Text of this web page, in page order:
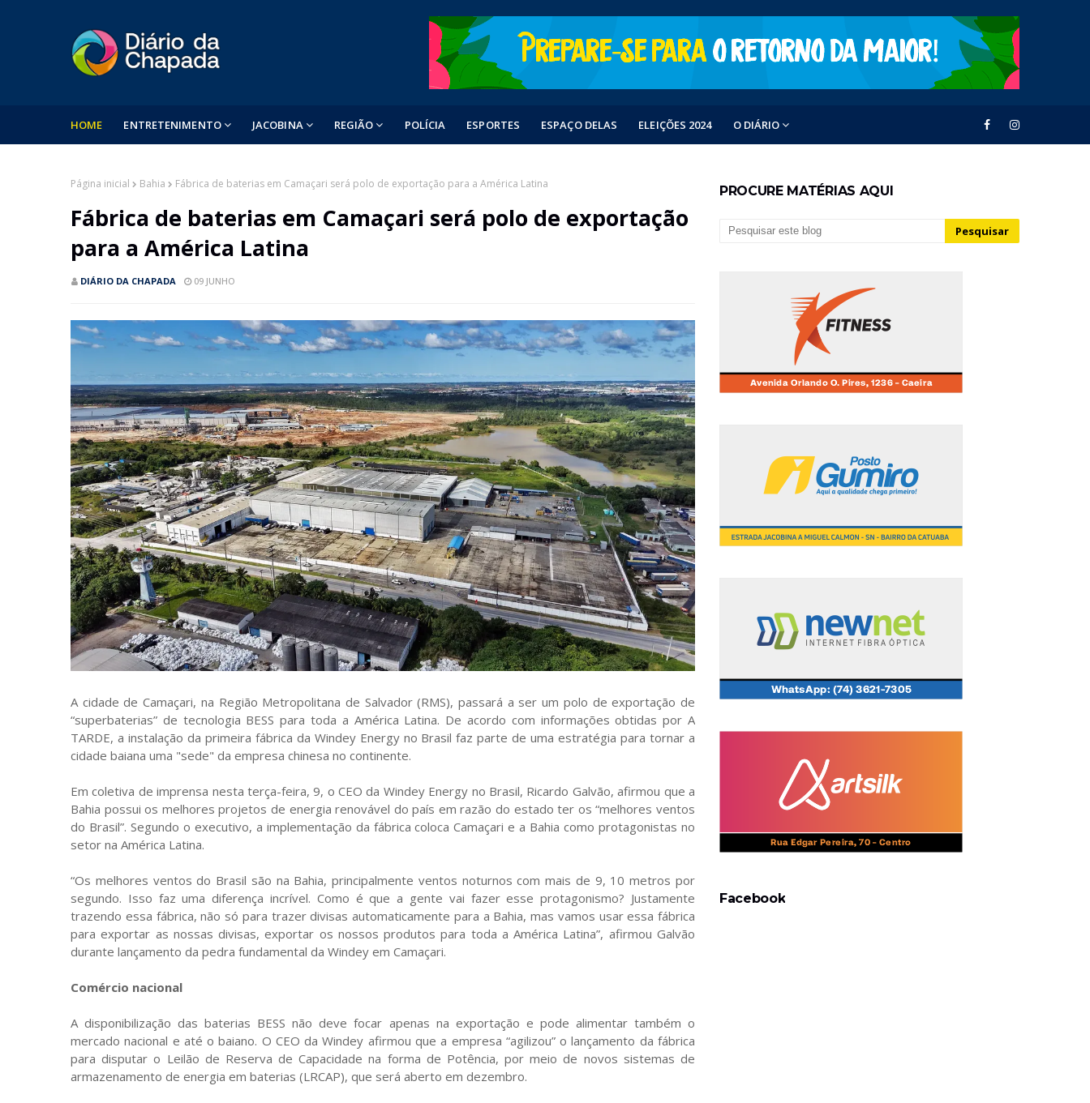
HOME ENTRETENIMENTO JACOBINA REGIÃO POLÍCIA ESPORTES ESPAÇO DELAS ELEIÇÕES 2024 O DIÁRIO
Página inicial Bahia Fábrica de baterias em Camaçari será polo de exportação para a América Latina
Fábrica de baterias em Camaçari será polo de exportação
para a América Latina
DIÁRIO DA CHAPADA 09 JUNHO
A cidade de Camaçari, na Região Metropolitana de Salvador (RMS), passará a ser um polo de exportação de
“superbaterias” de tecnologia BESS para toda a América Latina. De acordo com informações obtidas por A
TARDE, a instalação da primeira fábrica da Windey Energy no Brasil faz parte de uma estratégia para tornar a
cidade baiana uma "sede" da empresa chinesa no continente.
Em coletiva de imprensa nesta terça-feira, 9, o CEO da Windey Energy no Brasil, Ricardo Galvão, afirmou que a
Bahia possui os melhores projetos de energia renovável do país em razão do estado ter os “melhores ventos
do Brasil”. Segundo o executivo, a implementação da fábrica coloca Camaçari e a Bahia como protagonistas no
setor na América Latina.
“Os melhores ventos do Brasil são na Bahia, principalmente ventos noturnos com mais de 9, 10 metros por
segundo. Isso faz uma diferença incrível. Como é que a gente vai fazer esse protagonismo? Justamente
trazendo essa fábrica, não só para trazer divisas automaticamente para a Bahia, mas vamos usar essa fábrica
para exportar as nossas divisas, exportar os nossos produtos para toda a América Latina”, afirmou Galvão
durante lançamento da pedra fundamental da Windey em Camaçari.
Comércio nacional
A disponibilização das baterias BESS não deve focar apenas na exportação e pode alimentar também o
mercado nacional e até o baiano. O CEO da Windey afirmou que a empresa “agilizou” o lançamento da fábrica
para disputar o Leilão de Reserva de Capacidade na forma de Potência, por meio de novos sistemas de
armazenamento de energia em baterias (LRCAP), que será aberto em dezembro.
PROCURE MATÉRIAS AQUI
Facebook